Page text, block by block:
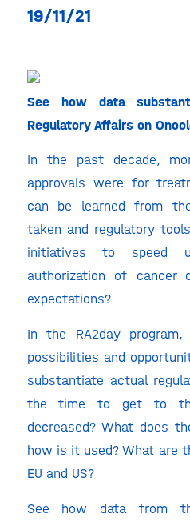
19/11/21
See how data
Regulatory Affairs on
In the past decade,
approvals were for
can be learned from
taken and regulatory
initiatives to speed
authorization of
expectations?
In the RA2day
possibilities and
substantiate actual
the time to get to
decreased? What does
how is it used? What are
EU and US?
See how data from